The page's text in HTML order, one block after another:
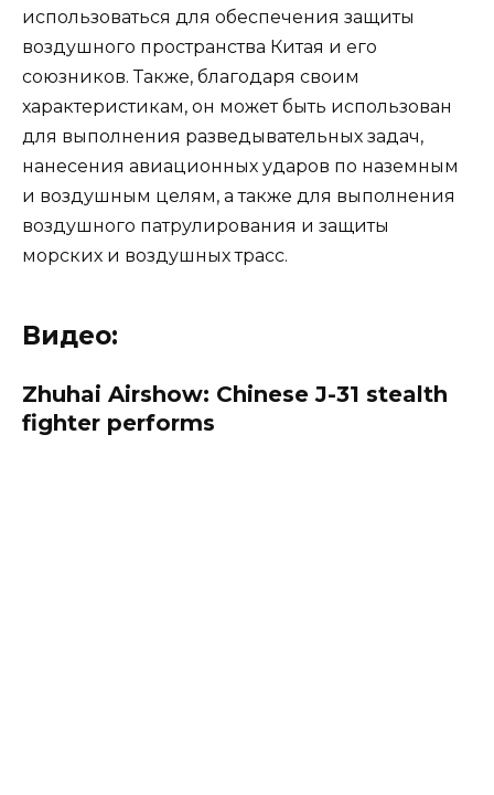
использоваться для обеспечения защиты
воздушного пространства Китая и его
союзников. Также, благодаря своим
характеристикам, он может быть использован
для выполнения разведывательных задач,
нанесения авиационных ударов по наземным
и воздушным целям, а также для выполнения
воздушного патрулирования и защиты
морских и воздушных трасс.
Видео:
Zhuhai Airshow: Chinese J-31 stealth
fighter performs